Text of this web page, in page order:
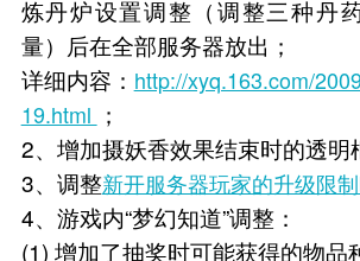
炼丹炉设置调整（调整三种丹
量）后在全部服务器放出；
详细内容： http://xyq.163.com/
19.html ；
2、增加摄妖香效果结束时的透明
3、调整新开服务器玩家的升级限
4、游戏内“梦幻知道”调整：
(1) 增加了抽奖时可能获得的物品